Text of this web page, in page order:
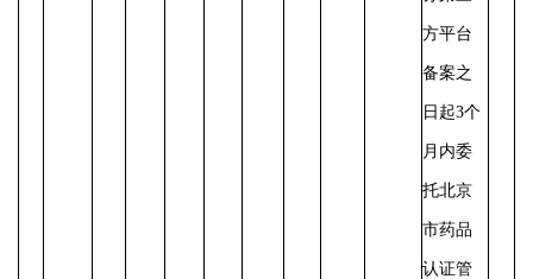
方平台
备案之
日起3个
月内委
托北京
市药品
认证管